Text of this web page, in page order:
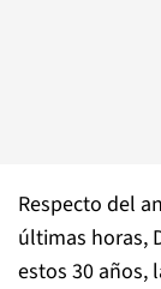
Respecto del
últimas horas,
estos 30 años,